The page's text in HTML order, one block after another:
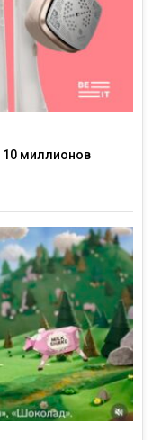
10 миллионов